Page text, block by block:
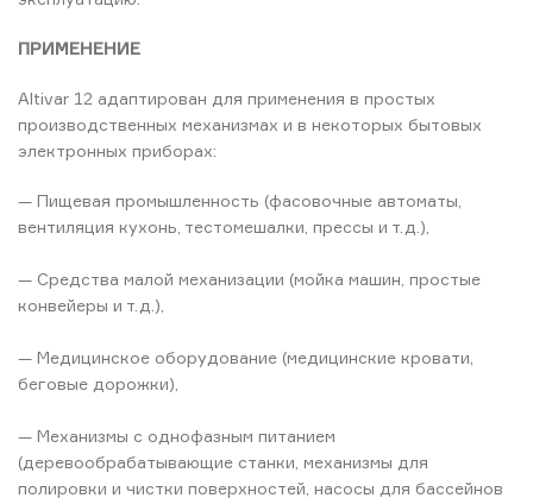
ПРИМЕНЕНИЕ
Altivar 12 адаптирован для применения в простых
производственных механизмах и в некоторых бытовых
электронных приборах:
— Пищевая промышленность (фасовочные автоматы,
вентиляция кухонь, тестомешалки, прессы и т.д.),
— Средства малой механизации (мойка машин, простые
конвейеры и т.д.),
— Медицинское оборудование (медицинские кровати,
беговые дорожки),
— Механизмы с однофазным питанием
(деревообрабатывающие станки, механизмы для
полировки и чистки поверхностей, насосы для бассейнов